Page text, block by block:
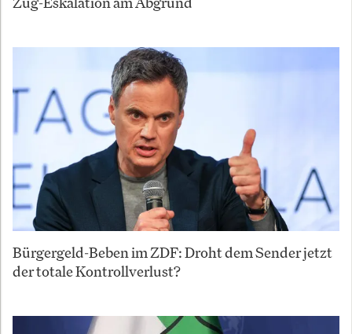
Bürgergeld-Beben im ZDF: Droht dem Sender jetzt
der totale Kontrollverlust?